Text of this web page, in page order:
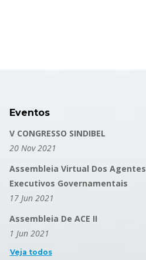
Eventos
V CONGRESSO SINDIBEL
20 Nov 2021
Assembleia Virtual Dos Agentes
Executivos Governamentais
17 Jun 2021
Assembleia De ACE II
1 Jun 2021
Veja todos